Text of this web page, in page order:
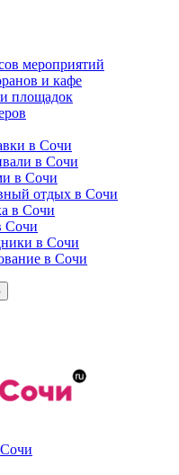
мероприятий
и кафе
площадок
в Сочи
в Сочи
в Сочи
отдых в Сочи
в Сочи
Сочи
в Сочи
в Сочи
Сочи